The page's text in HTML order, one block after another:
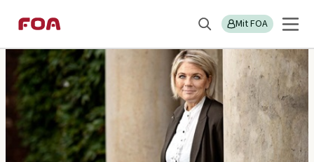
til
hovedindhold
til
hovedmenu
Søg Mit FOA
menu
Debatindlæg